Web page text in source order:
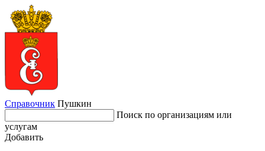
Справочник Пушкин
Поиск по организациям или
услугам
Добавить